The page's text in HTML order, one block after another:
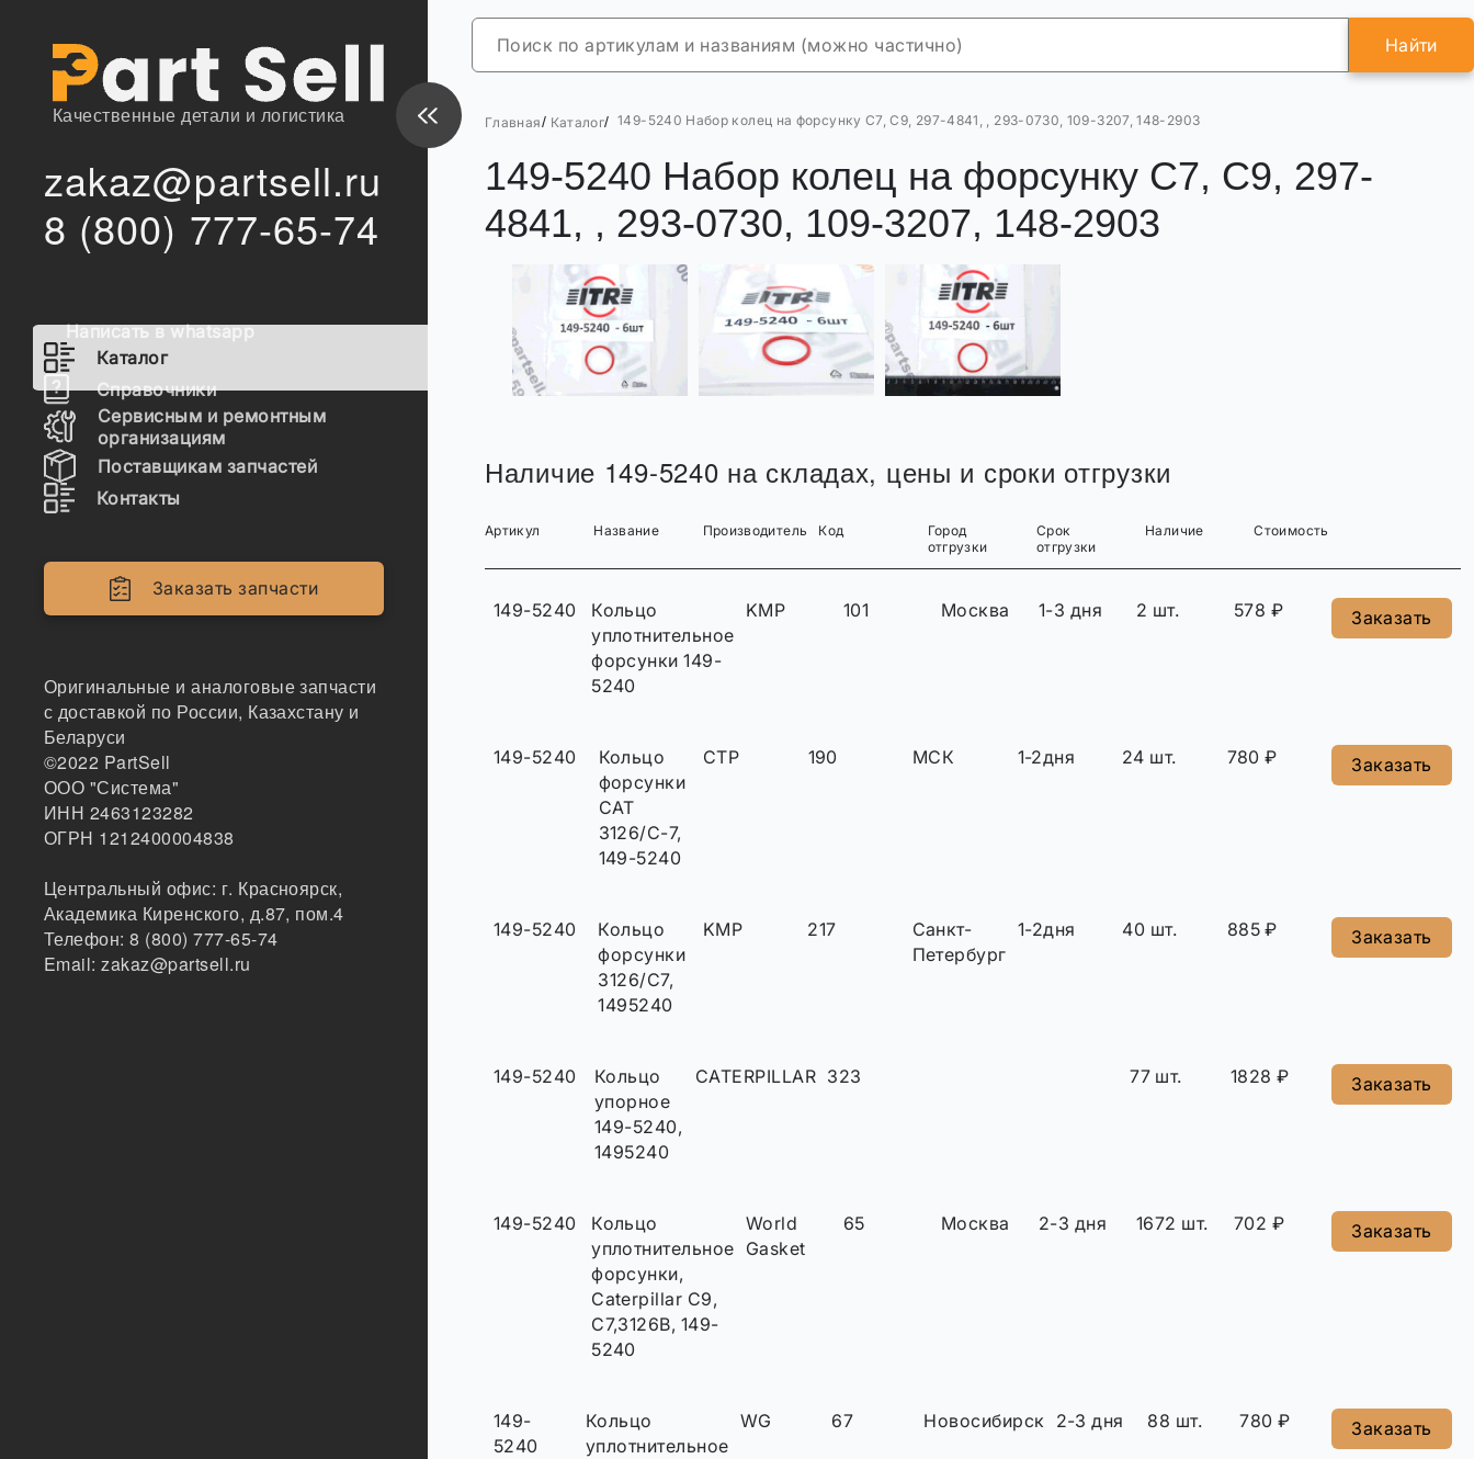
Качественные детали и логистика
zakaz@partsell.ru
8 (800) 777-65-74
Написать в whatsapp
Каталог
Справочники
Сервисным и ремонтным
организациям
Поставщикам запчастей
Контакты
Заказать запчасти
Оригинальные и аналоговые запчасти
с доставкой по России, Казахстану и
Беларуси
©2022 PartSell
ООО "Система"
ИНН 2463123282
ОГРН 1212400004838
Центральный офис: г. Красноярск,
Академика Киренского, д.87, пом.4
Телефон:8 (800) 777-65-74
Email:zakaz@partsell.ru
Найти
Главная/ Каталог/ 149-5240 Набор колец на форсунку С7, С9, 297-4841, , 293-0730, 109-3207, 148-2903
149-5240 Набор колец на форсунку С7, С9, 297-
4841, , 293-0730, 109-3207, 148-2903
Наличие 149-5240 на складах, цены и сроки отгрузки
Артикул Название Производитель Код
Город
отгрузки
Срок
отгрузки
Наличие Стоимость
149-5240
Кольцо
уплотнительное
форсунки 149-
5240
KMP 101 Москва 1-3 дня 2 шт. 578 ₽ Заказать
149-5240
Кольцо
форсунки
CAT
3126/C-7,
149-5240
CTP 190 МСК 1-2дня 24 шт. 780 ₽ Заказать
149-5240
Кольцо
форсунки
3126/C7,
1495240
KMP 217
Санкт-
Петербург
1-2дня 40 шт. 885 ₽ Заказать
149-5240
Кольцо
упорное
149-5240,
1495240
CATERPILLAR 323 77 шт. 1828 ₽ Заказать
149-5240
Кольцо
уплотнительное
форсунки,
Caterpillar C9,
C7,3126B, 149-
5240
World
Gasket
65 Москва 2-3 дня 1672 шт. 702 ₽ Заказать
149-
5240
Кольцо
уплотнительное
WG 67 Новосибирск 2-3 дня 88 шт. 780 ₽ Заказать